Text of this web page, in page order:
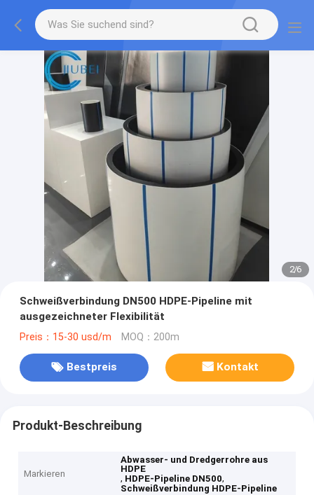
2/6
Schweißverbindung DN500 HDPE-Pipeline mit
ausgezeichneter Flexibilität
Preis：15-30 usd/m MOQ：200m
Bestpreis Kontakt
Produkt-Beschreibung
Markieren
Abwasser- und Dredgerrohre aus
HDPE
, HDPE-Pipeline DN500,
Schweißverbindung HDPE-Pipeline